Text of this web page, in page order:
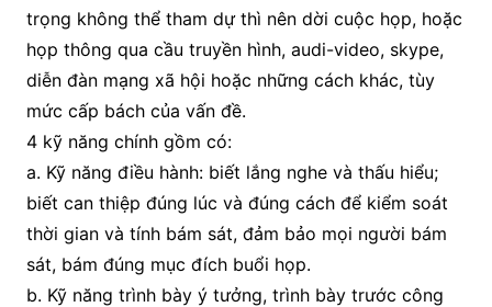
trọng không thể tham dự thì nên dời cuộc họp, hoặc
họp thông qua cầu truyền hình, audi-video, skype,
diễn đàn mạng xã hội hoặc những cách khác, tùy
mức cấp bách của vấn đề.
4 kỹ năng chính gồm có:
a. Kỹ năng điều hành: biết lắng nghe và thấu hiểu;
biết can thiệp đúng lúc và đúng cách để kiểm soát
thời gian và tính bám sát, đảm bảo mọi người bám
sát, bám đúng mục đích buổi họp.
b. Kỹ năng trình bày ý tưởng, trình bày trước công